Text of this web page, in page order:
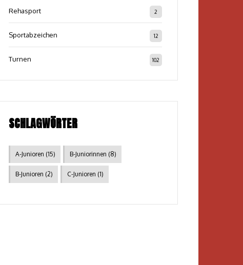
Rehasport 2
Sportabzeichen 12
Turnen 102
SCHLAGWÖRTER
A-Junioren (15) B-Juniorinnen (8)
B-Junioren (2) C-Junioren (1)